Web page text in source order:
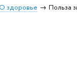
здоровье
Польза